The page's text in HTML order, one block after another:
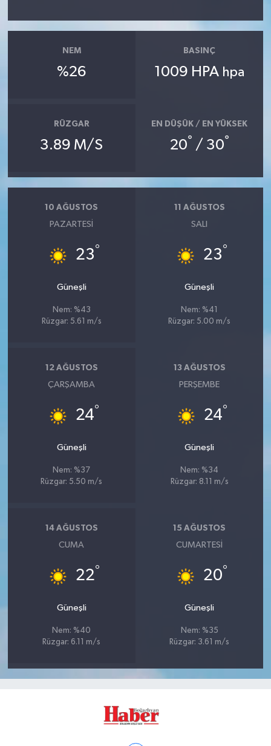
NEM
%26
BASINÇ
1009 HPA hpa
RÜZGAR
3.89 M/S
EN DÜŞÜK / EN YÜKSEK
20° / 30°
10 AĞUSTOS
PAZARTESI
23°
Güneşli
Nem: %43
Rüzgar: 5.61 m/s
11 AĞUSTOS
SALI
23°
Güneşli
Nem: %41
Rüzgar: 5.00 m/s
12 AĞUSTOS
ÇARŞAMBA
24°
Güneşli
Nem: %37
Rüzgar: 5.50 m/s
13 AĞUSTOS
PERŞEMBE
24°
Güneşli
Nem: %34
Rüzgar: 8.11 m/s
14 AĞUSTOS
CUMA
22°
Güneşli
Nem: %40
Rüzgar: 6.11 m/s
15 AĞUSTOS
CUMARTESI
20°
Güneşli
Nem: %35
Rüzgar: 3.61 m/s